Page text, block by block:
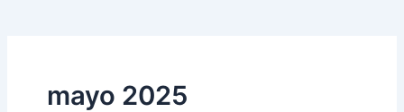
mayo 2025